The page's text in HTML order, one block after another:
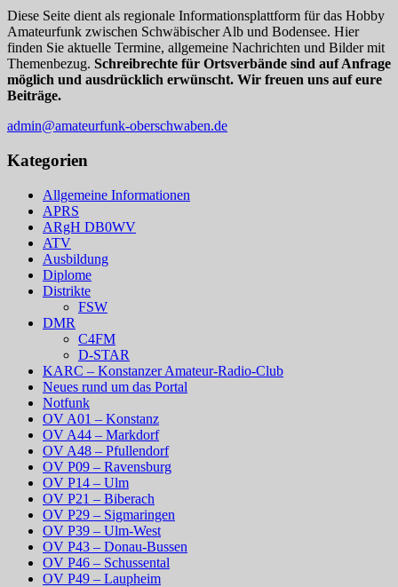
Diese Seite dient als regionale Informationsplattform für das Hobby
Amateurfunk zwischen Schwäbischer Alb und Bodensee. Hier
finden Sie aktuelle Termine, allgemeine Nachrichten und Bilder mit
Themenbezug. Schreibrechte für Ortsverbände sind auf Anfrage
möglich und ausdrücklich erwünscht. Wir freuen uns auf eure
Beiträge.
admin@amateurfunk-oberschwaben.de
Kategorien
Allgemeine Informationen
APRS
ARgH DB0WV
ATV
Ausbildung
Diplome
Distrikte
FSW
DMR
C4FM
D-STAR
KARC – Konstanzer Amateur-Radio-Club
Neues rund um das Portal
Notfunk
OV A01 – Konstanz
OV A44 – Markdorf
OV A48 – Pfullendorf
OV P09 – Ravensburg
OV P14 – Ulm
OV P21 – Biberach
OV P29 – Sigmaringen
OV P39 – Ulm-West
OV P43 – Donau-Bussen
OV P46 – Schussental
OV P49 – Laupheim